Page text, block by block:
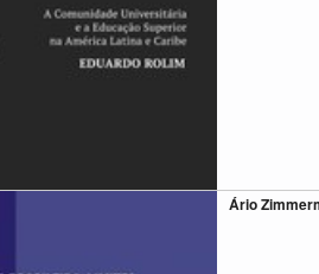
Ário